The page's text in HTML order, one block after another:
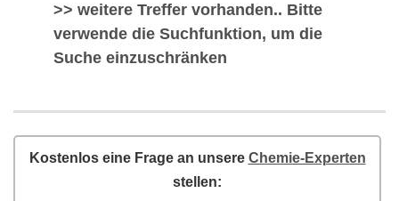
>> weitere Treffer vorhanden.. Bitte
verwende die Suchfunktion, um die
Suche einzuschränken
Kostenlos eine Frage an unsere Chemie-Experten
stellen: